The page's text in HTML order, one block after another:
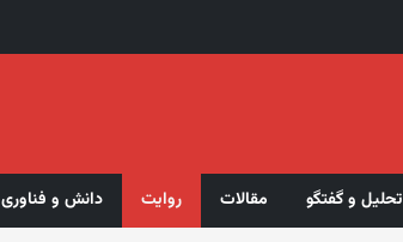
تحلیل و گفتگو مقالات روایت دانش و فناوری